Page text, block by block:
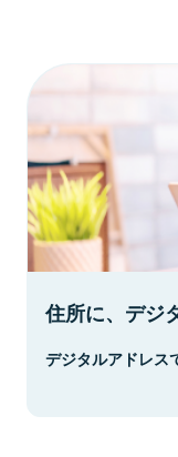
住所に、デジ
デジタルアドレス